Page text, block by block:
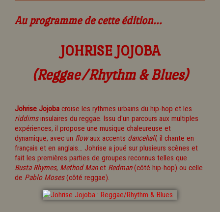
Au programme de cette édition...
JOHRISE JOJOBA
(Reggae/Rhythm & Blues)
Johrise Jojoba croise les rythmes urbains du hip-hop et les
riddimsinsulaires du reggae. Issu d'un parcours aux multiples
expériences, il propose une musique chaleureuse et
dynamique, avec un flowaux accents dancehall, il chante en
français et en anglais... Johrise a joué sur plusieurs scènes et
fait les premières parties de groupes reconnus telles que
Busta Rhymes, Method Manet Redman(côté hip-hop) ou celle
de Pablo Moses(côté reggae).